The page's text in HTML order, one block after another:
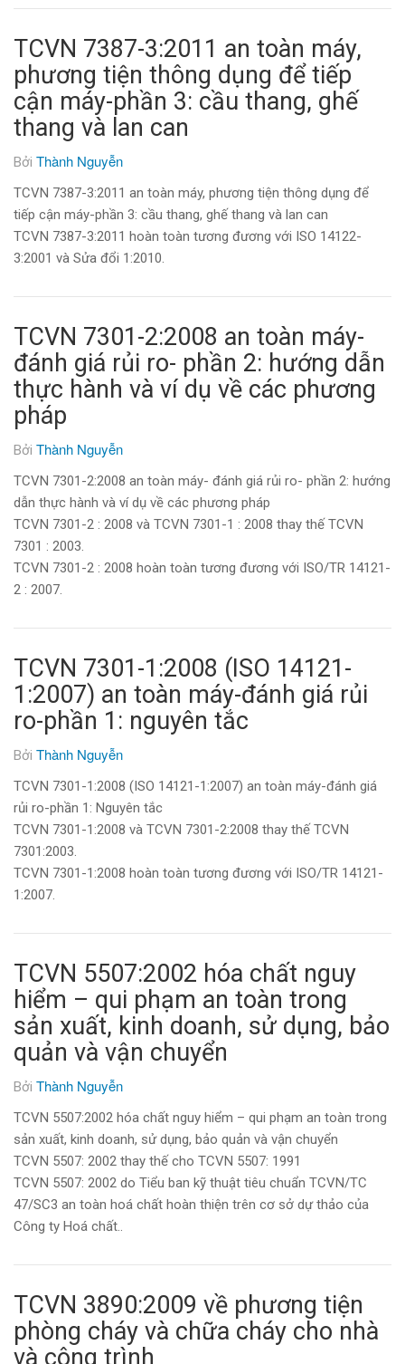
TCVN 7387-3:2011 an toàn máy,
phương tiện thông dụng để tiếp
cận máy-phần 3: cầu thang, ghế
thang và lan can
Bởi Thành Nguyễn
TCVN 7387-3:2011 an toàn máy, phương tiện thông dụng để
tiếp cận máy-phần 3: cầu thang, ghế thang và lan can
TCVN 7387-3:2011 hoàn toàn tương đương với ISO 14122-
3:2001 và Sửa đổi 1:2010.
TCVN 7301-2:2008 an toàn máy-
đánh giá rủi ro- phần 2: hướng dẫn
thực hành và ví dụ về các phương
pháp
Bởi Thành Nguyễn
TCVN 7301-2:2008 an toàn máy- đánh giá rủi ro- phần 2: hướng
dẫn thực hành và ví dụ về các phương pháp
TCVN 7301-2 : 2008 và TCVN 7301-1 : 2008 thay thế TCVN
7301 : 2003.
TCVN 7301-2 : 2008 hoàn toàn tương đương với ISO/TR 14121-
2 : 2007.
TCVN 7301-1:2008 (ISO 14121-
1:2007) an toàn máy-đánh giá rủi
ro-phần 1: nguyên tắc
Bởi Thành Nguyễn
TCVN 7301-1:2008 (ISO 14121-1:2007) an toàn máy-đánh giá
rủi ro-phần 1: Nguyên tắc
TCVN 7301-1:2008 và TCVN 7301-2:2008 thay thế TCVN
7301:2003.
TCVN 7301-1:2008 hoàn toàn tương đương với ISO/TR 14121-
1:2007.
TCVN 5507:2002 hóa chất nguy
hiểm – qui phạm an toàn trong
sản xuất, kinh doanh, sử dụng, bảo
quản và vận chuyển
Bởi Thành Nguyễn
TCVN 5507:2002 hóa chất nguy hiểm – qui phạm an toàn trong
sản xuất, kinh doanh, sử dụng, bảo quản và vận chuyển
TCVN 5507: 2002 thay thế cho TCVN 5507: 1991
TCVN 5507: 2002 do Tiểu ban kỹ thuật tiêu chuẩn TCVN/TC
47/SC3 an toàn hoá chất hoàn thiện trên cơ sở dự thảo của
Công ty Hoá chất..
TCVN 3890:2009 về phương tiện
phòng cháy và chữa cháy cho nhà
và công trình